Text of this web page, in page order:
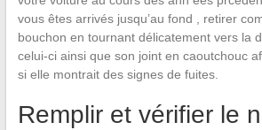
vous êtes arrivés jusqu’au fond , retirer
bouchon en tournant délicatement vers la
celui-ci ainsi que son joint en caoutchouc
si elle montrait des signes de fuites.
Remplir et vérifier le